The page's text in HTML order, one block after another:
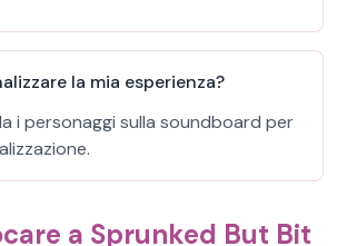
la mia esperienza?
i personaggi sulla soundboard per
a Sprunked But Bit